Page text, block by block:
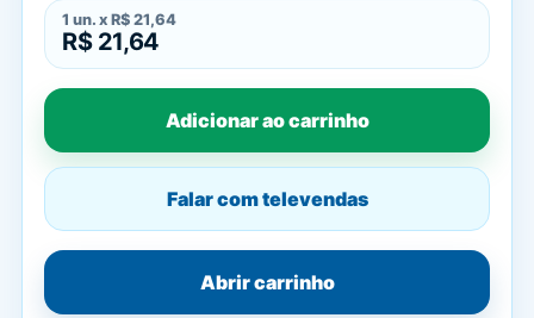
1 un. x R$ 21,64
R$ 21,64
Adicionar ao carrinho
Falar com televendas
Abrir carrinho